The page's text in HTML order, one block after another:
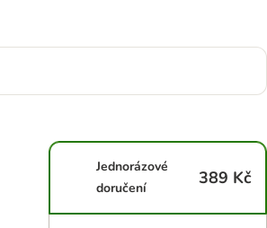
Jednorázové
doručení
389 Kč